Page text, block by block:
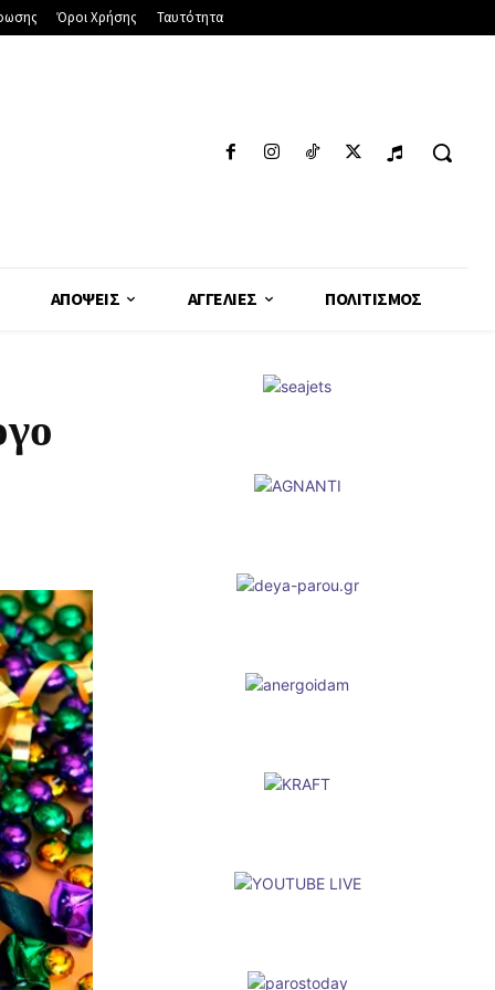
Όροι Χρήσης Ταυτότητα
ΑΠΌΨΕΙΣ ΑΓΓΕΛΊΕΣ ΠΟΛΙΤΙΣΜΌΣ